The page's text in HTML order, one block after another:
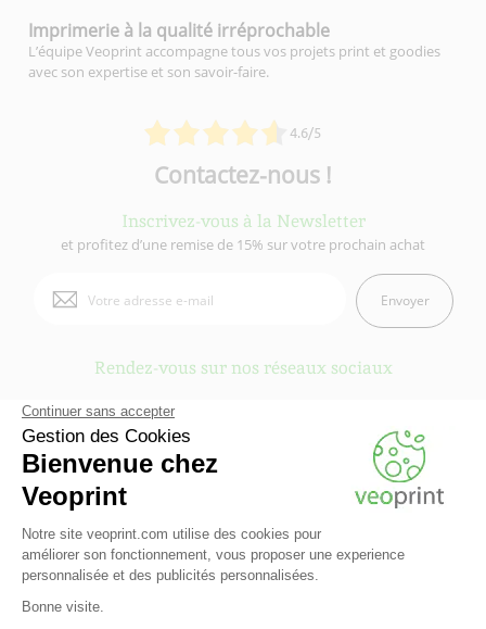
4.6/5
Imprimerie à la qualité irréprochable
L’équipe Veoprint accompagne tous vos projets print et goodies
avec son expertise et son savoir-faire.
Contactez-nous !
Inscrivez-vous à la Newsletter
et profitez d’une remise de 15% sur votre prochain achat
Envoyer
Rendez-vous sur nos réseaux sociaux
Veoprint est une marque duGroupe Fiducial
- © 2006-2026 Veoprint | Tous
Qui sommes-nous ?- Mentions légales-Conditions Générales d'Utilisation
Conditions Générales de vente- Cookies-Contactez Veoprint-
-Partenaires